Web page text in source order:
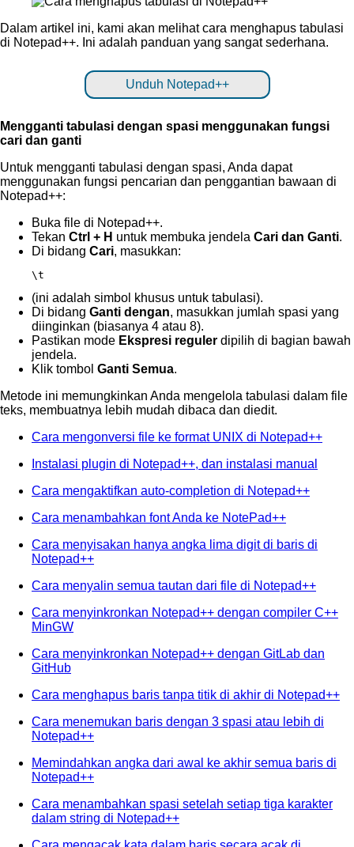
Dalam artikel ini, kami akan melihat cara menghapus tabulasi
di Notepad++. Ini adalah panduan yang sangat sederhana.
Unduh Notepad++
Mengganti tabulasi dengan spasi menggunakan fungsi
cari dan ganti
Untuk mengganti tabulasi dengan spasi, Anda dapat
menggunakan fungsi pencarian dan penggantian bawaan di
Notepad++:
Buka file di Notepad++.
Tekan Ctrl + H untuk membuka jendela Cari dan Ganti.
Di bidang Cari, masukkan:
\t
(ini adalah simbol khusus untuk tabulasi).
Di bidang Ganti dengan, masukkan jumlah spasi yang
diinginkan (biasanya 4 atau 8).
Pastikan mode Ekspresi reguler dipilih di bagian bawah
jendela.
Klik tombol Ganti Semua.
Metode ini memungkinkan Anda mengelola tabulasi dalam file
teks, membuatnya lebih mudah dibaca dan diedit.
Cara mengonversi file ke format UNIX di Notepad++
Instalasi plugin di Notepad++, dan instalasi manual
Cara mengaktifkan auto-completion di Notepad++
Cara menambahkan font Anda ke NotePad++
Cara menyisakan hanya angka lima digit di baris di
Notepad++
Cara menyalin semua tautan dari file di Notepad++
Cara menyinkronkan Notepad++ dengan compiler C++
MinGW
Cara menyinkronkan Notepad++ dengan GitLab dan
GitHub
Cara menghapus baris tanpa titik di akhir di Notepad++
Cara menemukan baris dengan 3 spasi atau lebih di
Notepad++
Memindahkan angka dari awal ke akhir semua baris di
Notepad++
Cara menambahkan spasi setelah setiap tiga karakter
dalam string di Notepad++